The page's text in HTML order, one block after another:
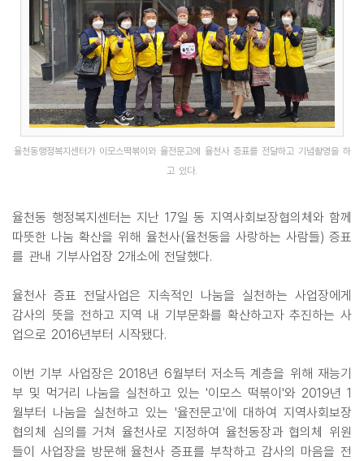
율천동행정복지센터가 이모스떡볶이와 율전문고에 율천사 증표를 전달하고 기념촬영을 하
고 있다.
율천동 행정복지센터는 지난 17일 동 지역사회보장협의체와 함께
따뜻한 나눔 확산을 위해 율천사(율천동을 사랑하는 사람들) 증표
를 관내 기부사업장 2개소에 전달했다.
율천사 증표 전달사업은 지속적인 나눔을 실천하는 사업장에게
감사의 뜻을 전하고 지역 내 기부문화를 확산하고자 추진하는 사
업으로 2016년부터 시작됐다.
이번 기부 사업장은 2018년 6월부터 저소득 계층을 위해 재능기
부 및 먹거리 나눔을 실천하고 있는 '이모스 떡볶이'와 2019년 1
월부터 나눔을 실천하고 있는 '율전문고'에 대하여 지역사회보장
협의체 심의를 거쳐 율천사로 지정하여 율천동장과 협의체 위원
들이 사업장을 방문해 율천사 증표를 부착하고 감사의 마음을 전